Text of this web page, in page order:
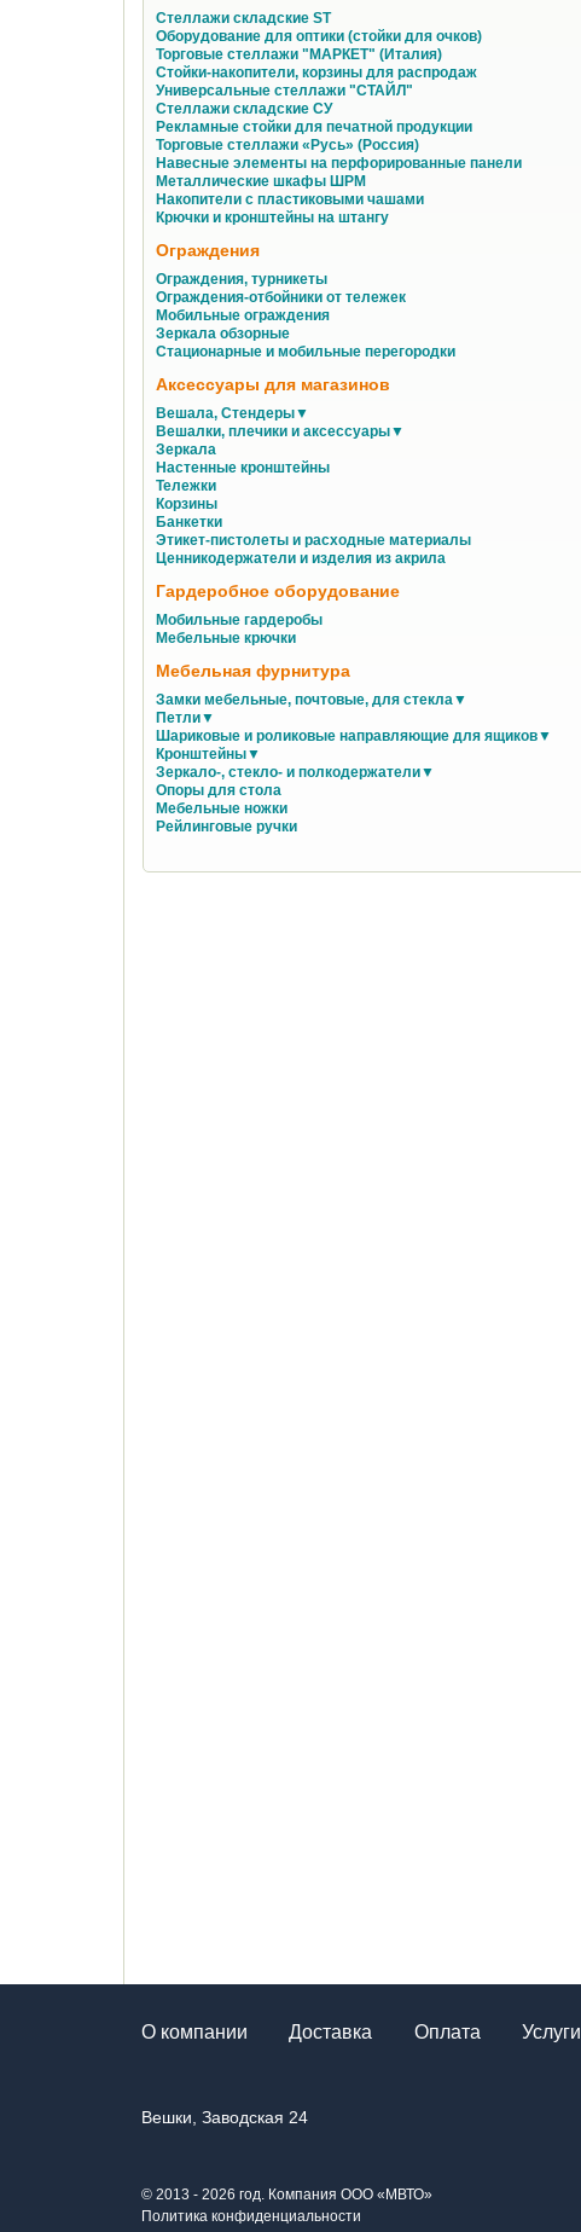
Стеллажи складские ST
Оборудование для оптики (стойки для очков)
Торговые стеллажи "МАРКЕТ" (Италия)
Стойки-накопители, корзины для распродаж
Универсальные стеллажи "СТАЙЛ"
Стеллажи складские СУ
Рекламные стойки для печатной продукции
Торговые стеллажи «Русь» (Россия)
Навесные элементы на перфорированные панели
Металлические шкафы ШРМ
Накопители с пластиковыми чашами
Крючки и кронштейны на штангу
Ограждения
Ограждения, турникеты
Ограждения-отбойники от тележек
Мобильные ограждения
Зеркала обзорные
Стационарные и мобильные перегородки
Аксессуары для магазинов
Вешала, Стендеры▼
Вешалки, плечики и аксессуары▼
Зеркала
Настенные кронштейны
Тележки
Корзины
Банкетки
Этикет-пистолеты и расходные материалы
Ценникодержатели и изделия из акрила
Гардеробное оборудование
Мобильные гардеробы
Мебельные крючки
Мебельная фурнитура
Замки мебельные, почтовые, для стекла▼
Петли▼
Шариковые и роликовые направляющие для ящиков▼
Кронштейны▼
Зеркало-, стекло- и полкодержатели▼
Опоры для стола
Мебельные ножки
Рейлинговые ручки
О компании Доставка Оплата Услуги
Вешки, Заводская 24
© 2013 - 2026 год. Компания ООО «МВТО»
Политика конфиденциальности